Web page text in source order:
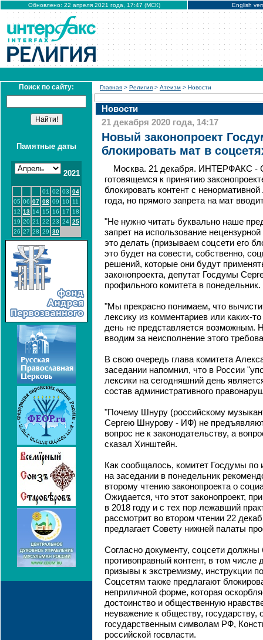
Обновлено: 22 апреля 2021 года, 17:47 (МСК) English
Поиск по сайту:
Памятные даты
2021
01 02 03 04
05 06 07 08 09 10
11
12 13 14 15 16 17
18
19 20 21 22 23 24 25
26 27 28 29 30
Главная > Религия > Атеизм > Новости
Новости
21 декабря 2020 года, 14:17
Новый законопроект
блокировать мат в
Москва. 21 декабря. ИНТЕРФАКС -
готовящемся к принятию
блокировать контент с
года, но прямого запрета на мат
"Не нужно читать буквально наше
запрет на использование
это делать (призываем соцсети его
это будет на совести, собственно,
решений, которые они будут
законопроекта, депутат Госдумы
профильного комитета в понедельник.
"Мы прекрасно понимаем, что
лексику из комментариев или каких-
день не представляется возможным.
вводим за неисполнение этого
В свою очередь глава комитета
заседании напомнил, что в России
лексики на сегодняшний день
состав административного
"Почему Шнуру (российскому
Сергею Шнурову - ИФ) не
вопрос не к законодательству, а
сказал Хинштейн.
Как сообщалось, комитет Госдумы по
на заседании в понедельник
второму чтению законопроекта о
Ожидается, что этот законопроект,
в 2018 году и с тех пор лежавший
рассмотрит во втором чтении 22
предлагает Совету нижней палаты
Согласно документу, соцсети должны
противоправный контент, в том числе
призывы к экстремизму, инструкции
Соцсетям также предлагают
неприличной форме, которая
достоинство и общественную
неуважение к обществу,
государственным символам РФ,
российской госвласти.